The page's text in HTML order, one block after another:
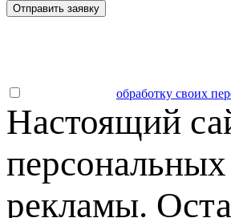
Отправить заявку
обработку своих
Настоящий
рекламы.